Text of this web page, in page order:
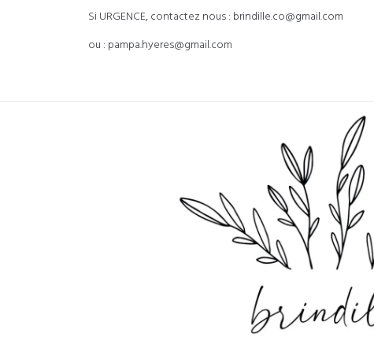
Si URGENCE, contactez nous : brindille.co@gmail.com
ou : pampa.hyeres@gmail.com